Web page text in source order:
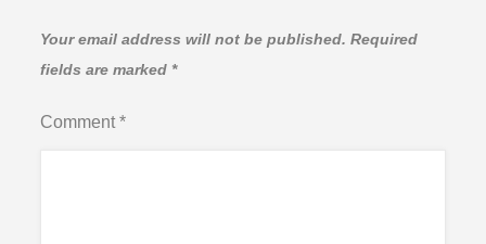
Your email address will not be published. Required
fields are marked *
Comment*